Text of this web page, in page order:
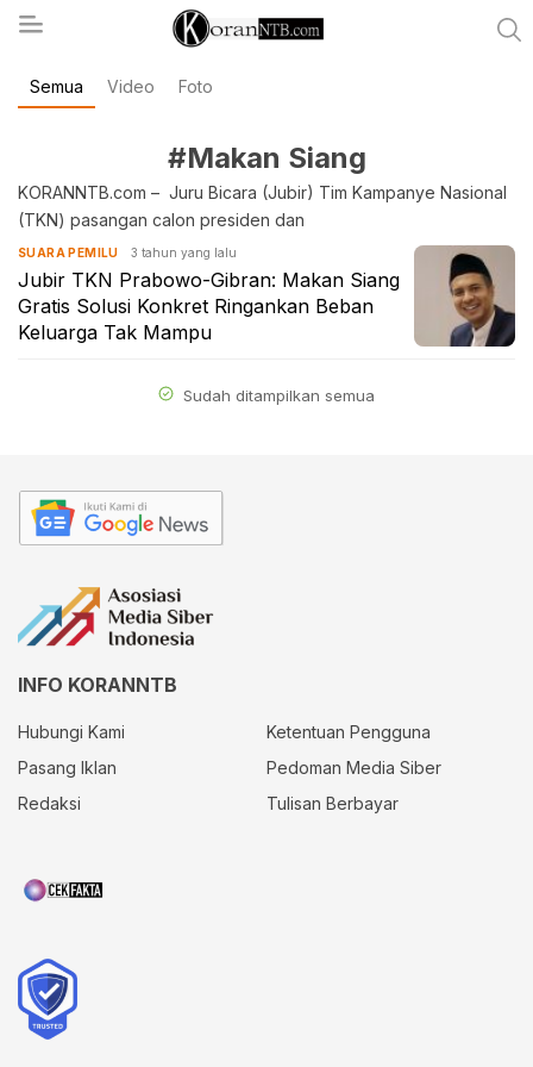
koranntb.com
Semua Video Foto
#Makan Siang
KORANNTB.com – Juru Bicara (Jubir) Tim Kampanye Nasional
(TKN) pasangan calon presiden dan
SUARA PEMILU 3 tahun yang lalu
Jubir TKN Prabowo-Gibran: Makan Siang
Gratis Solusi Konkret Ringankan Beban
Keluarga Tak Mampu
Sudah ditampilkan semua
INFO KORANNTB
Hubungi Kami
Ketentuan Pengguna
Pasang Iklan
Pedoman Media Siber
Redaksi
Tulisan Berbayar